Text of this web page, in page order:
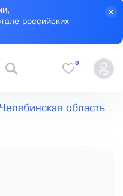
российских
0
Челябинская область